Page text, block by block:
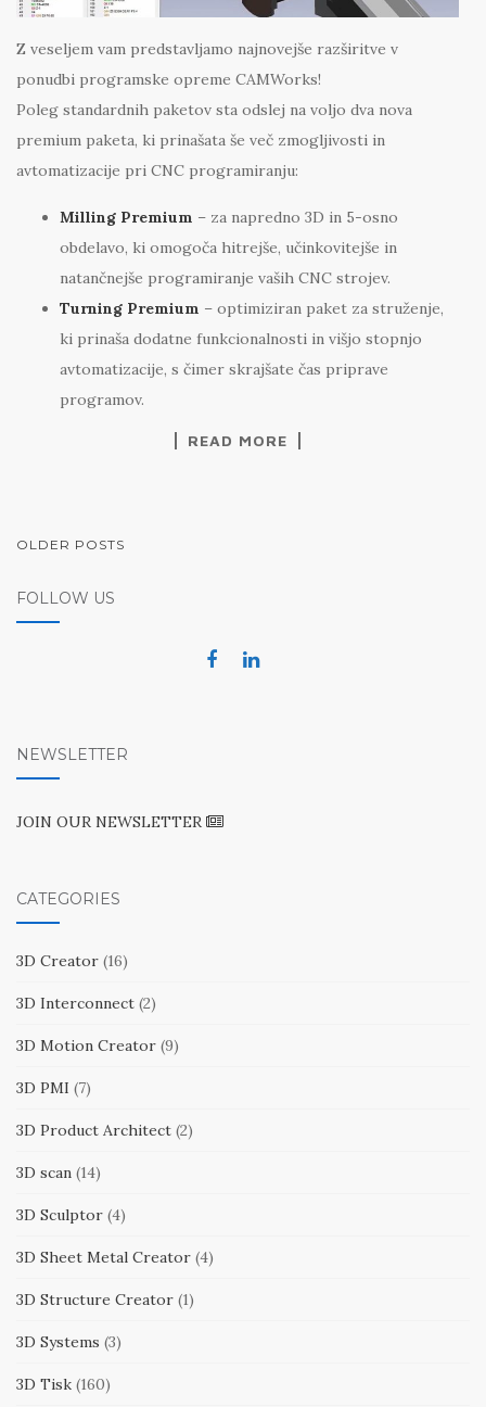
Z veseljem vam predstavljamo najnovejše razširitve v
ponudbi programske opreme CAMWorks!
Poleg standardnih paketov sta odslej na voljo dva nova
premium paketa, ki prinašata še več zmogljivosti in
avtomatizacije pri CNC programiranju:
Milling Premium – za napredno 3D in 5-osno
obdelavo, ki omogoča hitrejše, učinkovitejše in
natančnejše programiranje vaših CNC strojev.
Turning Premium – optimiziran paket za struženje,
ki prinaša dodatne funkcionalnosti in višjo stopnjo
avtomatizacije, s čimer skrajšate čas priprave
programov.
READ MORE
POSTS
OLDER POSTS
FOLLOW US
NEWSLETTER
JOIN OUR NEWSLETTER
CATEGORIES
3D Creator (16)
3D Interconnect (2)
3D Motion Creator (9)
3D PMI (7)
3D Product Architect (2)
3D scan (14)
3D Sculptor (4)
3D Sheet Metal Creator (4)
3D Structure Creator (1)
3D Systems (3)
3D Tisk (160)